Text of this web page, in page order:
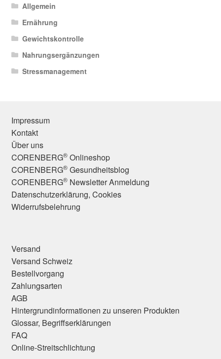
Allgemein
Ernährung
Gewichtskontrolle
Nahrungsergänzungen
Stressmanagement
Impressum
Kontakt
Über uns
CORENBERG®Onlineshop
CORENBERG®Gesundheitsblog
CORENBERG®Newsletter Anmeldung
Datenschutzerklärung, Cookies
Widerrufsbelehrung
Versand
Versand Schweiz
Bestellvorgang
Zahlungsarten
AGB
Hintergrundinformationen zu unseren Produkten
Glossar, Begriffserklärungen
FAQ
Online-Streitschlichtung